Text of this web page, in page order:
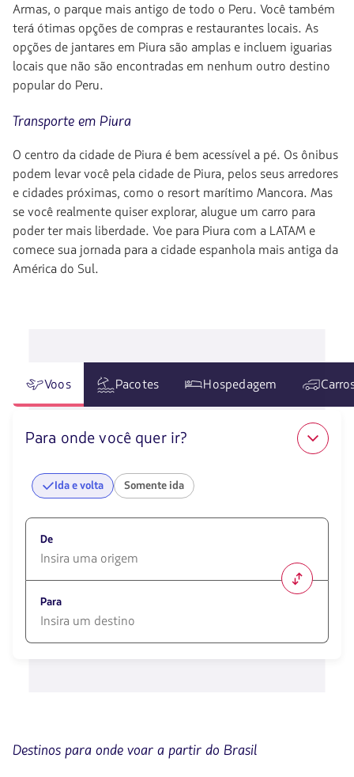
Armas, o parque mais antigo de todo o Peru. Você também
terá ótimas opções de compras e restaurantes locais. As
opções de jantares em Piura são amplas e incluem iguarias
locais que não são encontradas em nenhum outro destino
popular do Peru.
Transporte em Piura
O centro da cidade de Piura é bem acessível a pé. Os ônibus
podem levar você pela cidade de Piura, pelos seus arredores
e cidades próximas, como o resort marítimo Mancora. Mas
se você realmente quiser explorar, alugue um carro para
poder ter mais liberdade. Voe para Piura com a LATAM e
comece sua jornada para a cidade espanhola mais antiga da
América do Sul.
Voos Pacotes Hospedagem
Para onde você quer ir?
Ida e volta Somente ida
De
opciones
disponibles.
Usa
las
Para
flechas
para
Destinos para onde voar a partir do Brasil